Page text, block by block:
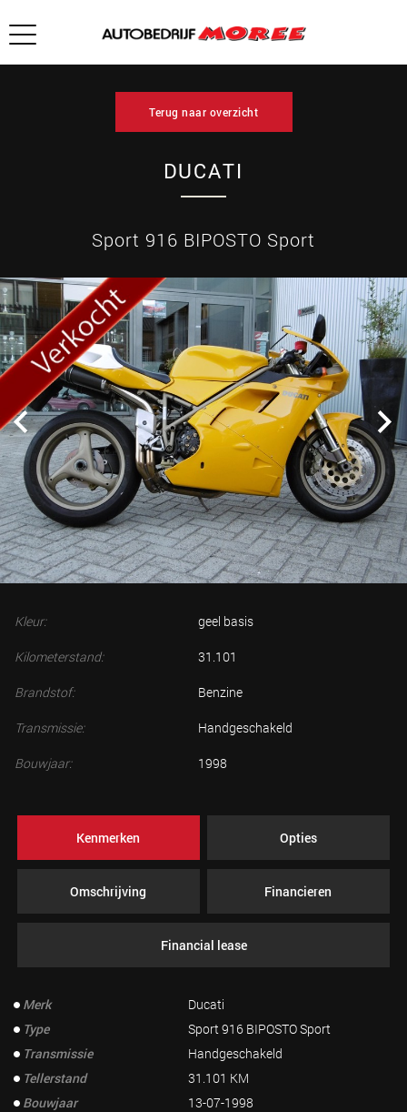
Terug naar overzicht
DUCATI
Sport 916 BIPOSTO Sport
Kleur: geel basis
Kilometerstand: 31.101
Brandstof: Benzine
Transmissie: Handgeschakeld
Bouwjaar: 1998
Kenmerken Opties
Omschrijving Financieren
Financial lease
Merk
Ducati
Type
Sport 916 BIPOSTO Sport
Transmissie
Handgeschakeld
Tellerstand
31.101 KM
Bouwjaar
13-07-1998